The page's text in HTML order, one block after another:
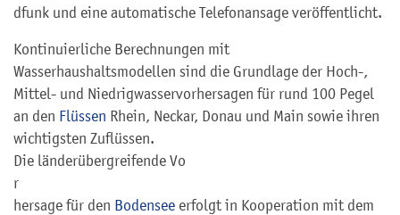
dfunk und eine automatische Telefonansage veröffentlicht.
Kontinuierliche Berechnungen mit
Wasserhaushaltsmodellen sind die Grundlage der Hoch-,
Mittel- und Niedrigwasservorhersagen für rund 100 Pegel
an den Flüssen Rhein, Neckar, Donau und Main sowie ihren
wichtigsten Zuflüssen.
Die länderübergreifende Vo
r
hersage für den Bodensee erfolgt in Kooperation mit dem